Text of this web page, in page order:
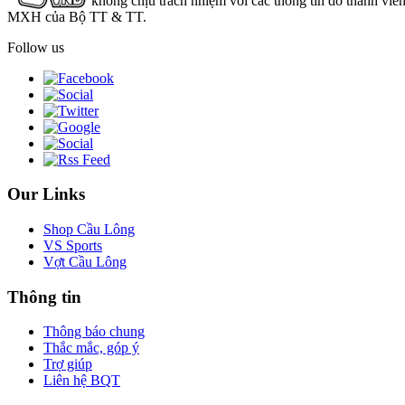
MXH của Bộ TT & TT.
Follow us
Our Links
Shop Cầu Lông
VS Sports
Vợt Cầu Lông
Thông tin
Thông báo chung
Thắc mắc, góp ý
Trợ giúp
Liên hệ BQT